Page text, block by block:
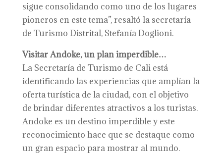
sigue consolidando como uno de los lugares
pioneros en este tema”, resaltó la secretaría
de Turismo Distrital, Stefanía Doglioni.
Visitar Andoke, un plan imperdible…
La Secretaría de Turismo de Cali está
identificando las experiencias que amplían la
oferta turística de la ciudad, con el objetivo
de brindar diferentes atractivos a los turistas.
Andoke es un destino imperdible y este
reconocimiento hace que se destaque como
un gran espacio para mostrar al mundo.